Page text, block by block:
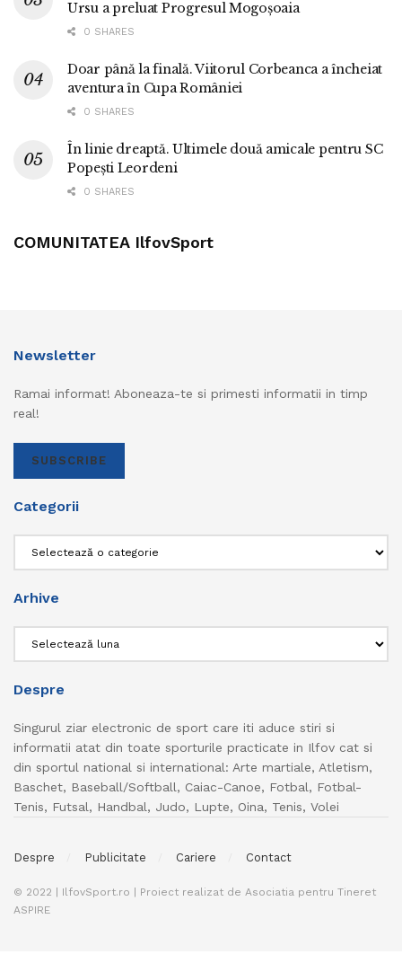
Ursu a preluat Progresul Mogoșoaia
0 SHARES
Doar până la finală. Viitorul Corbeanca a încheiat
aventura în Cupa României
0 SHARES
În linie dreaptă. Ultimele două amicale pentru SC
Popești Leordeni
0 SHARES
COMUNITATEA IlfovSport
Newsletter
Ramai informat! Aboneaza-te si primesti informatii in timp
real!
SUBSCRIBE
Categorii
Arhive
Despre
Singurul ziar electronic de sport care iti aduce stiri si
informatii atat din toate sporturile practicate in Ilfov cat si
din sportul national si international: Arte martiale, Atletism,
Baschet, Baseball/Softball, Caiac-Canoe, Fotbal, Fotbal-
Tenis, Futsal, Handbal, Judo, Lupte, Oina, Tenis, Volei
Despre Publicitate Cariere Contact
© 2022 | IlfovSport.ro | Proiect realizat de Asociatia pentru Tineret
ASPIRE